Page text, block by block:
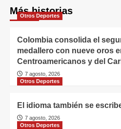
Más historias
Otros Deportes
Colombia consolida el
medallero con nueve oros
Centroamericanos y del
7 agosto, 2026
Otros Deportes
El idioma también se
7 agosto, 2026
Otros Deportes